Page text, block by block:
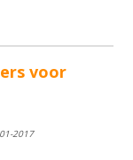
voor
2017